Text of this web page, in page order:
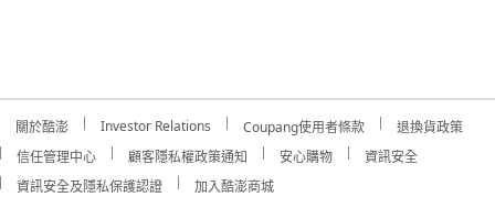
關於酷澎 Investor Relations Coupang使用者條款
退換貨政策
信任管理中心
顧客隱私權政策通知 安心購物
資訊安全
資訊安全及隱私保護認證
加入酷澎商城